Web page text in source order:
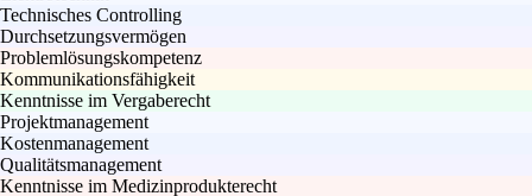
Technisches Controlling
Durchsetzungsvermögen
Problemlösungskompetenz
Kommunikationsfähigkeit
Kenntnisse im Vergaberecht
Projektmanagement
Kostenmanagement
Qualitätsmanagement
Kenntnisse im Medizinprodukterecht